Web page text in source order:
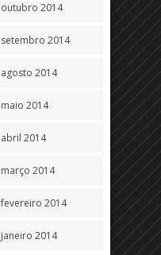
outubro 2014
setembro 2014
agosto 2014
maio 2014
abril 2014
março 2014
fevereiro 2014
janeiro 2014